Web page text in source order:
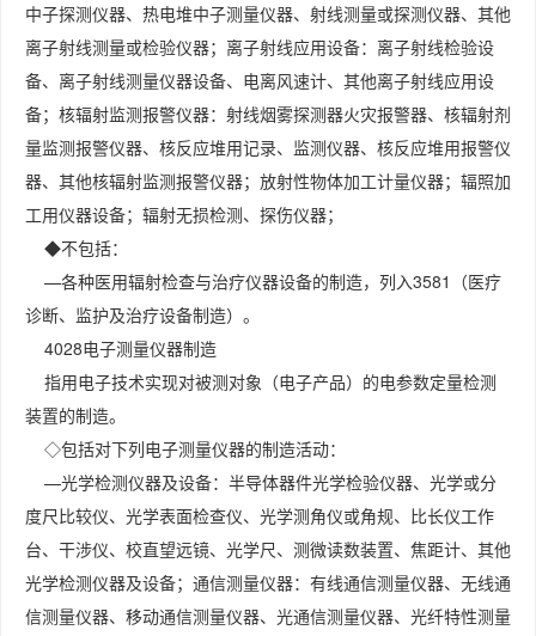
中子探测仪器、热电堆中子测量仪器、射线测量或探测仪器、其他
离子射线测量或检验仪器；离子射线应用设备：离子射线检验设
备、离子射线测量仪器设备、电离风速计、其他离子射线应用设
备；核辐射监测报警仪器：射线烟雾探测器火灾报警器、核辐射剂
量监测报警仪器、核反应堆用记录、监测仪器、核反应堆用报警仪
器、其他核辐射监测报警仪器；放射性物体加工计量仪器；辐照加
工用仪器设备；辐射无损检测、探伤仪器；
◆不包括：
—各种医用辐射检查与治疗仪器设备的制造，列入3581（医疗
诊断、监护及治疗设备制造）。
4028电子测量仪器制造
指用电子技术实现对被测对象（电子产品）的电参数定量检测
装置的制造。
◇包括对下列电子测量仪器的制造活动：
—光学检测仪器及设备：半导体器件光学检验仪器、光学或分
度尺比较仪、光学表面检查仪、光学测角仪或角规、比长仪工作
台、干涉仪、校直望远镜、光学尺、测微读数装置、焦距计、其他
光学检测仪器及设备；通信测量仪器：有线通信测量仪器、无线通
信测量仪器、移动通信测量仪器、光通信测量仪器、光纤特性测量